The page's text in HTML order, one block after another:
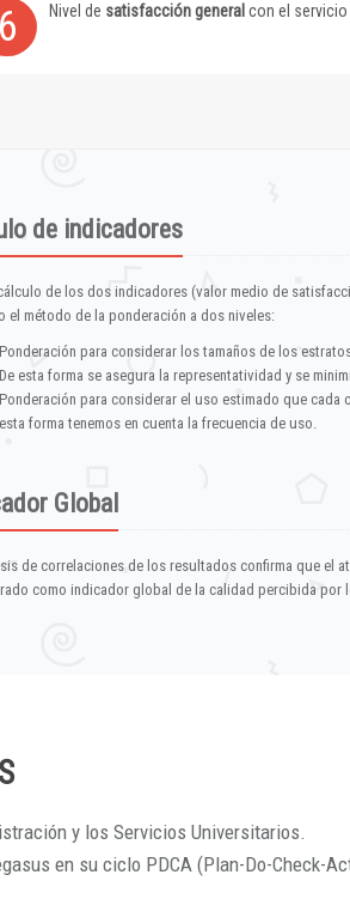
6 Nivel de satisfacción general con el
de indicadores
de los dos indicadores (valor medio de
el método de la ponderación a dos niveles:
Ponderación para considerar los tamaños de los
De esta forma se asegura la representatividad y se
Ponderación para considerar el uso estimado que cada
esta forma tenemos en cuenta la frecuencia de uso.
Global
de correlaciones de los resultados confirma que el
como indicador global de la calidad percibida por
y los Servicios Universitarios.
en su ciclo PDCA (Plan-Do-Check-